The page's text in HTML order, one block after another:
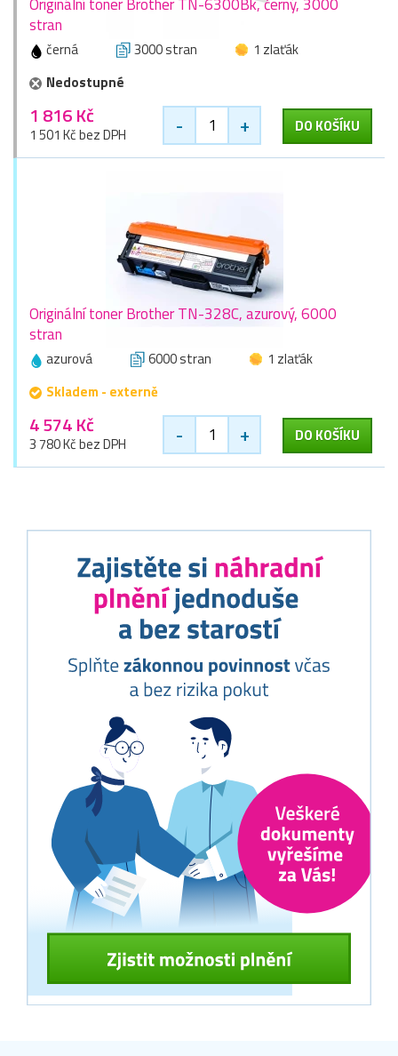
Originální toner Brother TN-6300Bk, černý, 3000
stran
černá 3000 stran
1 zlaťák
Nedostupné
1 816 Kč
1 501 Kč bez DPH - + DO KOŠÍKU
Originální toner Brother TN-328C, azurový, 6000
stran
azurová 6000 stran
1 zlaťák
Skladem - externě
4 574 Kč
3 780 Kč bez DPH - + DO KOŠÍKU